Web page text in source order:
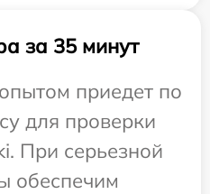
за 35 минут
приедет по
для проверки
При серьезной
обеспечим